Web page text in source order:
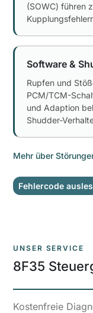
(SOWC) führen
Software &
Rupfen und
PCM/TCM-
und Adaption
Shudder-
Mehr über
Fehlercode
UNSER SERVICE
8F35
Kostenfreie